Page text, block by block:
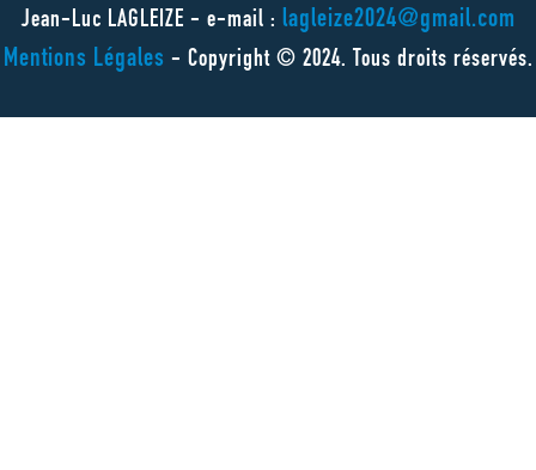
Jean-Luc LAGLEIZE - e-mail : lagleize2024@gmail.com
Mentions Légales - Copyright © 2024. Tous droits réservés.